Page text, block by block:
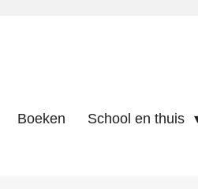
Boeken School en thuis